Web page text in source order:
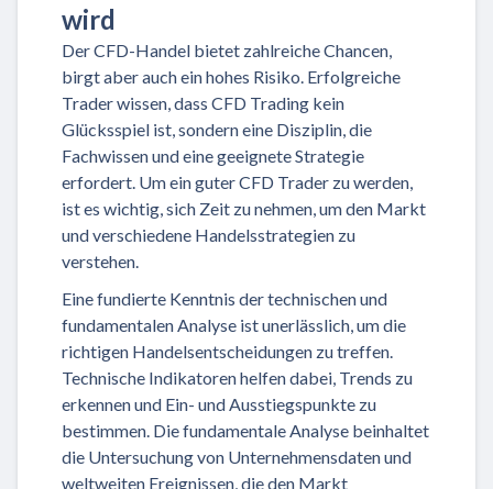
wird
Der CFD-Handel bietet zahlreiche Chancen,
birgt aber auch ein hohes Risiko. Erfolgreiche
Trader wissen, dass CFD Trading kein
Glücksspiel ist, sondern eine Disziplin, die
Fachwissen und eine geeignete Strategie
erfordert. Um ein guter CFD Trader zu werden,
ist es wichtig, sich Zeit zu nehmen, um den Markt
und verschiedene Handelsstrategien zu
verstehen.
Eine fundierte Kenntnis der technischen und
fundamentalen Analyse ist unerlässlich, um die
richtigen Handelsentscheidungen zu treffen.
Technische Indikatoren helfen dabei, Trends zu
erkennen und Ein- und Ausstiegspunkte zu
bestimmen. Die fundamentale Analyse beinhaltet
die Untersuchung von Unternehmensdaten und
weltweiten Ereignissen, die den Markt